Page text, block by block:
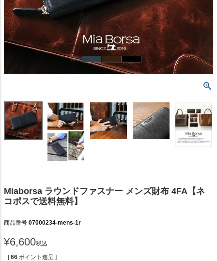
Miaborsa ラウンドファスナー メンズ財布 4FA【ネ
コポスで送料無料】
商品番号 07000234-mens-1r
¥6,600税込
[ 66 ポイント進呈 ]